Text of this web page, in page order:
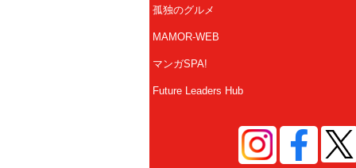
孤独のグルメ
MAMOR-WEB
マンガSPA!
Future Leaders Hub